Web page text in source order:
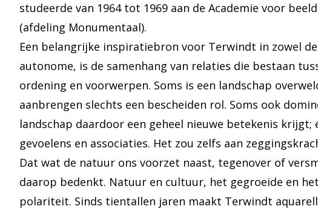
studeerde van 1964 tot 1969 aan de Academie voor
(afdeling Monumentaal).
Een belangrijke inspiratiebron voor Terwindt in zowel
autonome, is de samenhang van relaties die bestaan
ordening en voorwerpen. Soms is een landschap
aanbrengen slechts een bescheiden rol. Soms ook
landschap daardoor een geheel nieuwe betekenis
gevoelens en associaties. Het zou zelfs aan
Dat wat de natuur ons voorzet naast, tegenover of
daarop bedenkt. Natuur en cultuur, het gegroeide en
polariteit. Sinds tientallen jaren maakt Terwindt